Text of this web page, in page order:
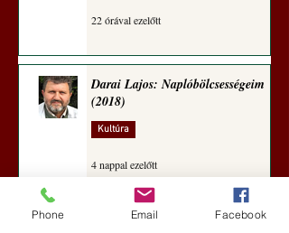
22 órával ezelőtt
Darai Lajos: Naplóbölcsességeim
(2018)
Kultúra
4 nappal ezelőtt
Phone Email Facebook